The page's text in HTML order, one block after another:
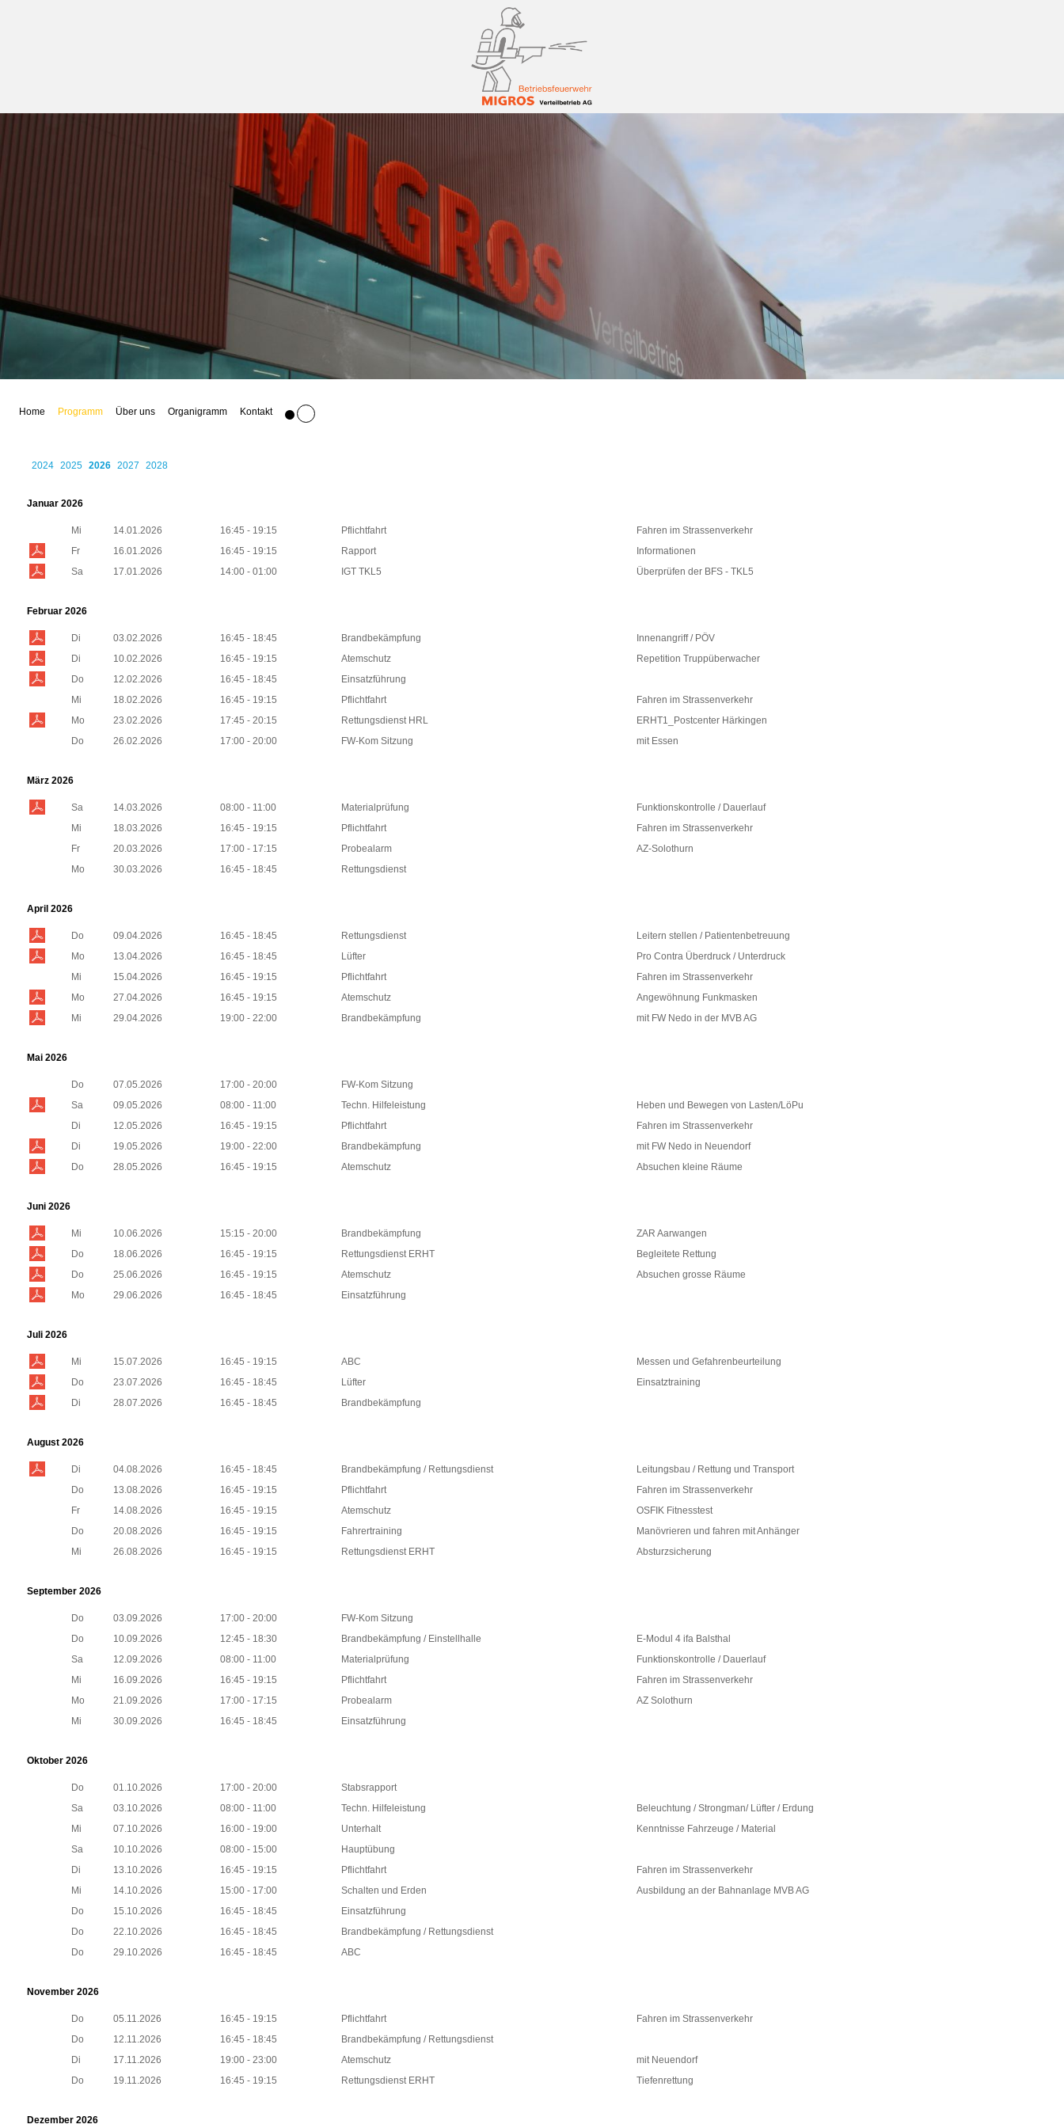
Home Programm Über uns Organigramm Kontakt
2024 2025 2026 2027 2028
Januar 2026
Mi 14.01.2026 16:45 - 19:15 Pflichtfahrt
Fahren im Strassenverkehr
Fr
16.01.2026 16:45 - 19:15 Rapport
Informationen
Sa
17.01.2026 14:00 - 01:00 IGT TKL5 Überprüfen der BFS - TKL5
Februar 2026
Di 03.02.2026 16:45 - 18:45 Brandbekämpfung
Innenangriff / PÖV
Di
10.02.2026 16:45 - 19:15 Atemschutz
Repetition Truppüberwacher
Do
12.02.2026 16:45 - 18:45
Einsatzführung
Mi
18.02.2026 16:45 - 19:15 Pflichtfahrt
Fahren im Strassenverkehr
Mo
23.02.2026 17:45 - 20:15 Rettungsdienst HRL
ERHT1_Postcenter Härkingen
Do
26.02.2026 17:00 - 20:00 FW-Kom Sitzung mit Essen
März 2026
Sa 14.03.2026 08:00 - 11:00 Materialprüfung
Funktionskontrolle / Dauerlauf
Mi
18.03.2026 16:45 - 19:15 Pflichtfahrt
Fahren im Strassenverkehr
Fr
20.03.2026 17:00 - 17:15 Probealarm
AZ-Solothurn
Mo
30.03.2026 16:45 - 18:45 Rettungsdienst
April 2026
Do 09.04.2026 16:45 - 18:45 Rettungsdienst
Leitern stellen / Patientenbetreuung
Mo
13.04.2026 16:45 - 18:45 Lüfter
Pro Contra Überdruck / Unterdruck
Mi
15.04.2026 16:45 - 19:15 Pflichtfahrt
Fahren im Strassenverkehr
Mo
27.04.2026 16:45 - 19:15 Atemschutz
Angewöhnung Funkmasken
Mi
29.04.2026 19:00 - 22:00 Brandbekämpfung mit FW Nedo in der MVB AG
Mai 2026
Do 07.05.2026 17:00 - 20:00
FW-Kom Sitzung
Sa
09.05.2026 08:00 - 11:00 Techn. Hilfeleistung
Heben und Bewegen von Lasten/LöPu
Di
12.05.2026 16:45 - 19:15 Pflichtfahrt
Fahren im Strassenverkehr
Di
19.05.2026 19:00 - 22:00 Brandbekämpfung
mit FW Nedo in Neuendorf
Do
28.05.2026 16:45 - 19:15 Atemschutz Absuchen kleine Räume
Juni 2026
Mi 10.06.2026 15:15 - 20:00 Brandbekämpfung
ZAR Aarwangen
Do
18.06.2026 16:45 - 19:15 Rettungsdienst ERHT
Begleitete Rettung
Do
25.06.2026 16:45 - 19:15 Atemschutz
Absuchen grosse Räume
Mo
29.06.2026 16:45 - 18:45 Einsatzführung
Juli 2026
Mi 15.07.2026 16:45 - 19:15 ABC
Messen und Gefahrenbeurteilung
Do
23.07.2026 16:45 - 18:45 Lüfter
Einsatztraining
Di
28.07.2026 16:45 - 18:45 Brandbekämpfung
August 2026
Di 04.08.2026 16:45 - 18:45 Brandbekämpfung / Rettungsdienst
Leitungsbau / Rettung und Transport
Do
13.08.2026 16:45 - 19:15 Pflichtfahrt
Fahren im Strassenverkehr
Fr
14.08.2026 16:45 - 19:15 Atemschutz
OSFIK Fitnesstest
Do
20.08.2026 16:45 - 19:15 Fahrertraining
Manövrieren und fahren mit Anhänger
Mi
26.08.2026 16:45 - 19:15 Rettungsdienst ERHT Absturzsicherung
September 2026
Do 03.09.2026 17:00 - 20:00
FW-Kom Sitzung
Do
10.09.2026 12:45 - 18:30 Brandbekämpfung / Einstellhalle
E-Modul 4 ifa Balsthal
Sa
12.09.2026 08:00 - 11:00 Materialprüfung
Funktionskontrolle / Dauerlauf
Mi
16.09.2026 16:45 - 19:15 Pflichtfahrt
Fahren im Strassenverkehr
Mo
21.09.2026 17:00 - 17:15 Probealarm
AZ Solothurn
Mi
30.09.2026 16:45 - 18:45 Einsatzführung
Oktober 2026
Do 01.10.2026 17:00 - 20:00
Stabsrapport
Sa
03.10.2026 08:00 - 11:00 Techn. Hilfeleistung
Beleuchtung / Strongman/ Lüfter / Erdung
Mi
07.10.2026 16:00 - 19:00 Unterhalt
Kenntnisse Fahrzeuge / Material
Sa
10.10.2026 08:00 - 15:00
Hauptübung
Di
13.10.2026 16:45 - 19:15 Pflichtfahrt
Fahren im Strassenverkehr
Mi
14.10.2026 15:00 - 17:00 Schalten und Erden
Ausbildung an der Bahnanlage MVB AG
Do
15.10.2026 16:45 - 18:45
Einsatzführung
Do
22.10.2026 16:45 - 18:45
Brandbekämpfung / Rettungsdienst
Do
29.10.2026 16:45 - 18:45 ABC
November 2026
Do 05.11.2026 16:45 - 19:15 Pflichtfahrt
Fahren im Strassenverkehr
Do
12.11.2026 16:45 - 18:45
Brandbekämpfung / Rettungsdienst
Di
17.11.2026 19:00 - 23:00 Atemschutz
mit Neuendorf
Do
19.11.2026 16:45 - 19:15 Rettungsdienst ERHT Tiefenrettung
Dezember 2026